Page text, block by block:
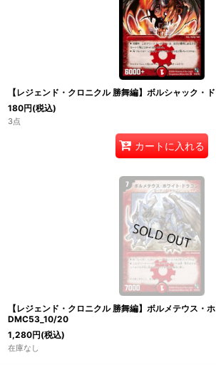
【レジェンド・クロニクル 勝舞編】ボルシャック・
180円(税込)
3点
カートに入れる
【レジェンド・クロニクル 勝舞編】ボルメテウス・
DMC53_10/20
1,280円(税込)
在庫なし